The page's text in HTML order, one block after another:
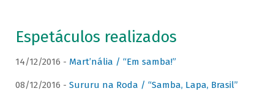
Espetáculos realizados
14/12/2016 - Mart’nália / “Em samba!”
08/12/2016 - Sururu na Roda / “Samba, Lapa, Brasil”